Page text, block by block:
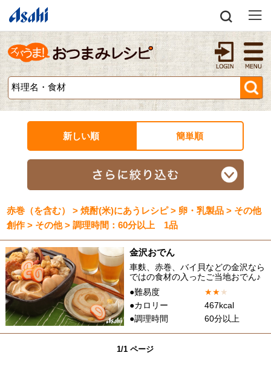
新しい順 簡単順
赤巻（を含む） > 焼酎(米)にあうレシピ > 卵・乳製品 > その他
創作 > その他 > 調理時間：60分以上 1品
金沢おでん
車麩、赤巻、バイ貝などの金沢なら
ではの食材の入ったご当地おでん♪
●難易度
★★★
●カロリー
467kcal
●調理時間
60分以上
1/1 ページ